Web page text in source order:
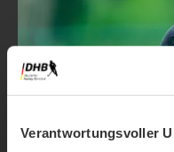
Verantwortungsvoller
Magazin